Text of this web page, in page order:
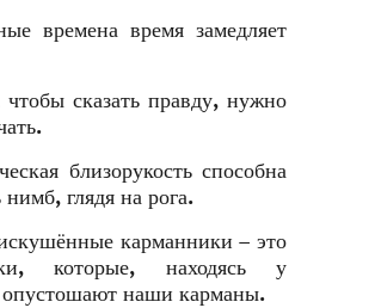
времена время замедляет
чтобы сказать правду, нужно
близорукость способна
нимб, глядя на рога.
карманники – это
которые, находясь у
опустошают наши карманы.